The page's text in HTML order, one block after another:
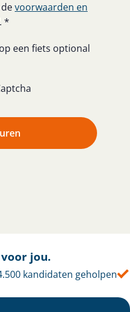
voorwaarden en
. *
een fiets optional
jou.
kandidaten geholpen